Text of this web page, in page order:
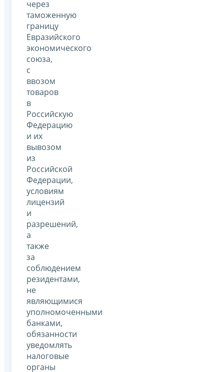
через
таможенную
границу
Евразийского
экономического
союза,
с
ввозом
товаров
в
Российскую
Федерацию
и их
вывозом
из
Российской
Федерации,
условиям
лицензий
и
разрешений,
а
также
за
соблюдением
резидентами,
не
являющимися
уполномоченными
банками,
обязанности
уведомлять
налоговые
органы